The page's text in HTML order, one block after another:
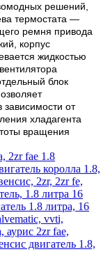
решений,
термостата —
ремня привода
корпус
жидкостью
блок
зависимости от
хладагента
вращения